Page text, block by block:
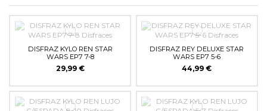
DISFRAZ KYLO REN STAR
WARS EP7 7-8
29,99 €
DISFRAZ REY DELUXE STAR
WARS EP7 5-6
44,99 €